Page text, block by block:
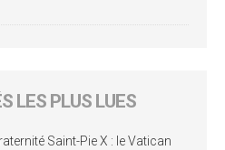
LES PLUS LUES
Saint-Pie X : le Vatican